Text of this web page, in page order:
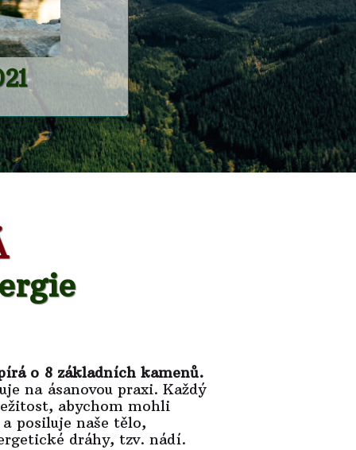
o 8 základních kamenů.
na ásanovou praxi. Každý
abychom mohli
posiluje naše tělo,
dráhy, tzv. nádí.